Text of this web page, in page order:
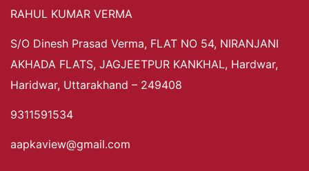
RAHUL KUMAR VERMA
S/O Dinesh Prasad Verma, FLAT NO 54, NIRANJANI
AKHADA FLATS, JAGJEETPUR KANKHAL, Hardwar,
Haridwar, Uttarakhand – 249408
9311591534
aapkaview@gmail.com